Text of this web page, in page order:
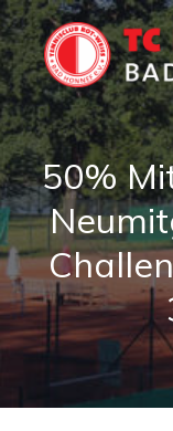
50%